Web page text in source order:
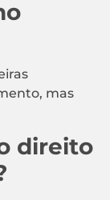
mas
direito